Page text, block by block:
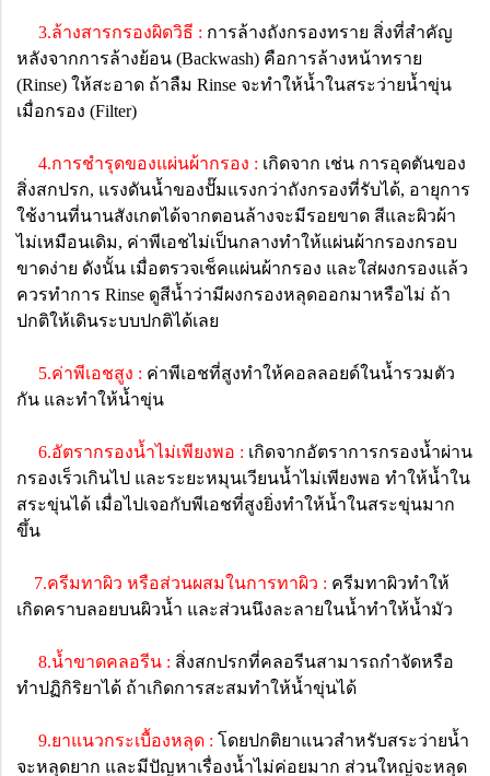
3.ล้างสารกรองผิดวิธี : การล้างถังกรองทราย สิ่งที่สำคัญ
หลังจากการล้างย้อน (Backwash) คือการล้างหน้าทราย
(Rinse) ให้สะอาด ถ้าลืม Rinse จะทำให้น้ำในสระว่ายน้ำขุ่น
เมื่อกรอง (Filter)
4.การชำรุดของแผ่นผ้ากรอง : เกิดจาก เช่น การอุดตันของ
สิ่งสกปรก, แรงดันน้ำของปั๊มแรงกว่าถังกรองที่รับได้, อายุการ
ใช้งานที่นานสังเกตได้จากตอนล้างจะมีรอยขาด สีและผิวผ้า
ไม่เหมือนเดิม, ค่าพีเอชไม่เป็นกลางทำให้แผ่นผ้ากรองกรอบ
ขาดง่าย ดังนั้น เมื่อตรวจเช็คแผ่นผ้ากรอง และใส่ผงกรองแล้ว
ควรทำการ Rinse ดูสีน้ำว่ามีผงกรองหลุดออกมาหรือไม่ ถ้า
ปกติให้เดินระบบปกติได้เลย
5.ค่าพีเอชสูง : ค่าพีเอชที่สูงทำให้คอลลอยด์ในน้ำรวมตัว
กัน และทำให้น้ำขุ่น
6.อัตรากรองน้ำไม่เพียงพอ : เกิดจากอัตราการกรองน้ำผ่าน
กรองเร็วเกินไป และระยะหมุนเวียนน้ำไม่เพียงพอ ทำให้น้ำใน
สระขุ่นได้ เมื่อไปเจอกับพีเอชที่สูงยิ่งทำให้น้ำในสระขุ่นมาก
ขึ้น
7.ครีมทาผิว หรือส่วนผสมในการทาผิว : ครีมทาผิวทำให้
เกิดคราบลอยบนผิวน้ำ และส่วนนึงละลายในน้ำทำให้น้ำมัว
8.น้ำขาดคลอรีน : สิ่งสกปรกที่คลอรีนสามารถกำจัดหรือ
ทำปฏิกิริยาได้ ถ้าเกิดการสะสมทำให้น้ำขุ่นได้
9.ยาแนวกระเบื้องหลุด : โดยปกติยาแนวสำหรับสระว่ายน้ำ
จะหลุดยาก และมีปัญหาเรื่องน้ำไม่ค่อยมาก ส่วนใหญ่จะหลุด